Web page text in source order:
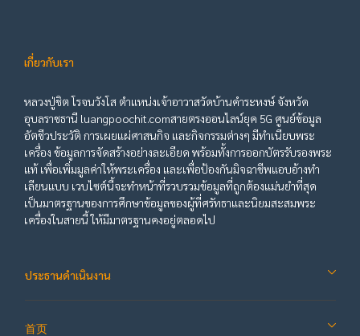
เกี่ยวกับเรา
หลวงปู่ชิต โรจนวังโส ตำแหน่งเจ้าอาวาสวัดบ้านคำระหงษ์ จังหวัด
อุบลราชธานี luangpoochit.comสายตรงออนไลน์ยุค 5G ศูนย์ข้อมูล
อัตชีวประวัติ การเผยแผ่ศาสนกิจ และกิจกรรมต่างๆ มีทำเนียบพระ
เครื่อง ข้อมูลการจัดสร้างอย่างละเอียด พร้อมทั้งการออกบัตรรับรองพระ
แท้ เพื่อเพิ่มมูลค่าให้พระเครื่อง และเพื่อป้องกันมิจฉาชีพแอบอ้างทำ
เลียนแบบ เวบไซต์นี้จะทำหน้าที่รวบรวมข้อมูลที่ถูกต้องแม่นยำที่สุด
เป็นมาตรฐานของการศึกษาข้อมูลของผู้ที่ศรัทธาและนิยมสะสมพระ
เครื่องในสายนี้ ให้มีมาตรฐานคงอยู่ตลอดไป
ประธานดำเนินงาน
首页